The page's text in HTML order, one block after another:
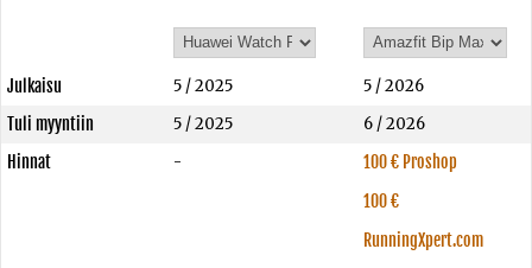
Julkaisu 5 / 2025
5 / 2026
Tuli myyntiin
5 / 2025
6 / 2026
Hinnat
-
100 € Proshop
100 €
RunningXpert.com